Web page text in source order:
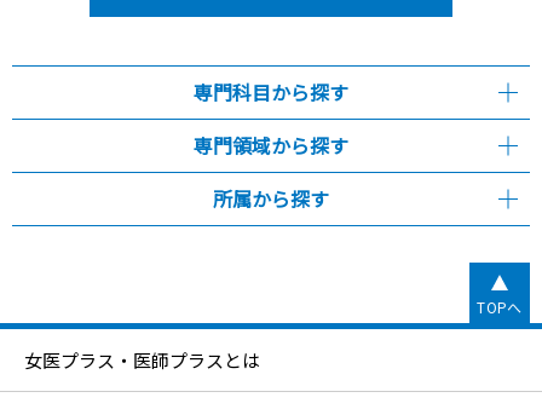
専門科目から探す
専門領域から探す
所属から探す
TOPへ
女医プラス・医師プラスとは